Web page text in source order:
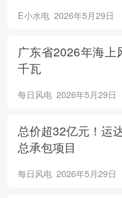
E小水电 2026年5月29日
广东省2026年海
千瓦
每日风电 2026年5月29日
总价超32亿元！运
总承包项目
每日风电 2026年5月29日